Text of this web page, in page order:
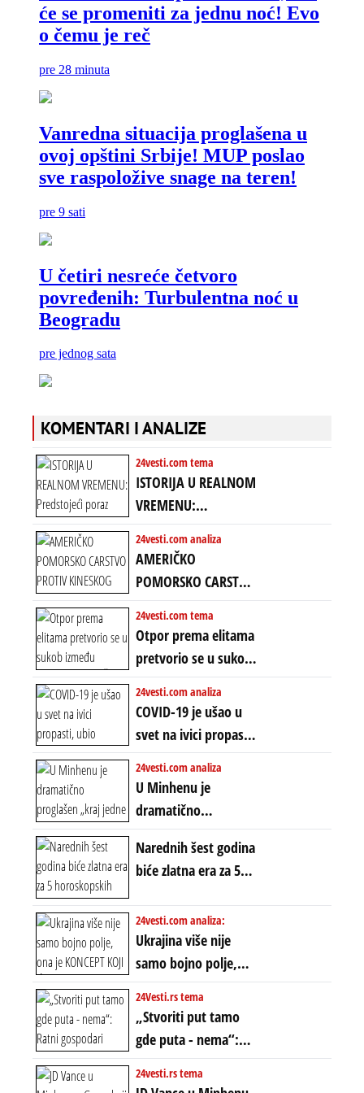
KOMENTARI I ANALIZE
24vesti.com tema
ISTORIJA U REALNOM
VREMENU:
Predstojeći poraz
Amerike u Iranu
uvodi eru
energetskog haosa,
finansijskih
previranja i kolapsa
starog poretka
24vesti.com analiza
AMERIČKO
POMORSKO CARSTVO
PROTIV KINESKOG
KOPNENOG SVETA:
Rat u Iranu je rat za
globalne preferencije
24vesti.com tema
Otpor prema elitama
pretvorio se u sukob
između običnih ljudi:
ZAŠTO SE DEŠAVA
EKSTREMNA
POLARIZACIJA?
24vesti.com analiza
COVID-19 je ušao u
svet na ivici propasti,
ubio milione, ali je
spasao sistem
24vesti.com analiza
U Minhenu je
dramatično
proglašen „kraj jedne
ere“, ali sa
dvostrukom
neistinom: forma te
ere završila se na
istom mestu, ali
prošle godine
Narednih šest godina
biće zlatna era za 5
znakova: Stiže lavina
novca i bogatstva
24vesti.com analiza:
Ukrajina više nije
samo bojno polje,
ona je KONCEPT KOJI
ĆE RASPASTI CEO
ZAPADNI SVET
24Vesti.rs tema
„Stvoriti put tamo
gde puta - nema“:
Ratni gospodari
plaču za starim
24vesti.rs tema